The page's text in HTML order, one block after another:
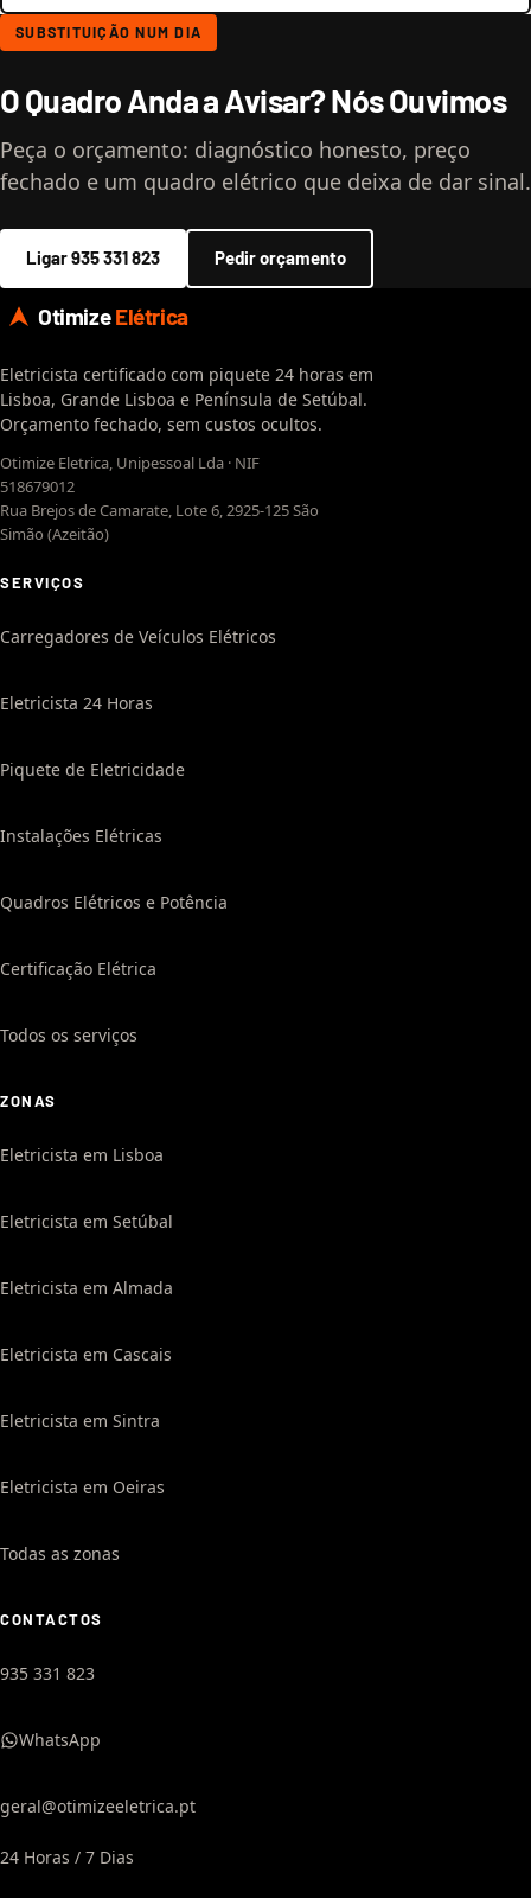
SUBSTITUIÇÃO NUM DIA
O Quadro Anda a Avisar? Nós Ouvimos
Peça o orçamento: diagnóstico honesto, preço
fechado e um quadro elétrico que deixa de dar sinal.
Ligar 935 331 823 Pedir orçamento
OtimizeElétrica
Eletricista certificado com piquete 24 horas em
Lisboa, Grande Lisboa e Península de Setúbal.
Orçamento fechado, sem custos ocultos.
Otimize Eletrica, Unipessoal Lda · NIF
518679012
Rua Brejos de Camarate, Lote 6, 2925-125 São
Simão (Azeitão)
SERVIÇOS
Carregadores de Veículos Elétricos
Eletricista 24 Horas
Piquete de Eletricidade
Instalações Elétricas
Quadros Elétricos e Potência
Certificação Elétrica
Todos os serviços
ZONAS
Eletricista em Lisboa
Eletricista em Setúbal
Eletricista em Almada
Eletricista em Cascais
Eletricista em Sintra
Eletricista em Oeiras
Todas as zonas
CONTACTOS
935 331 823
WhatsApp
geral@otimizeeletrica.pt
24 Horas / 7 Dias